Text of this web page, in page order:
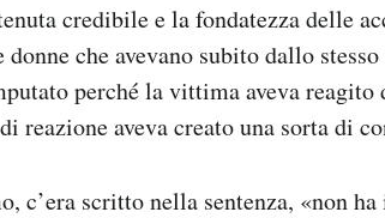
credibile e la fondatezza delle
che avevano subito dallo
perché la vittima aveva reagito
reazione aveva creato una sorta di
c’era scritto nella sentenza, «non